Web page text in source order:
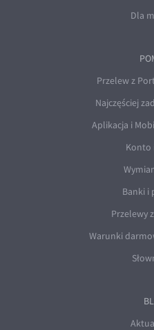
Dla
Przelew z
Najczęściej
Aplikacja i
Konto
Banki i
Przelewy
Warunki